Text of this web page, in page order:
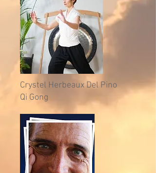
Crystel Herbeaux Del Pino
Qi Gong